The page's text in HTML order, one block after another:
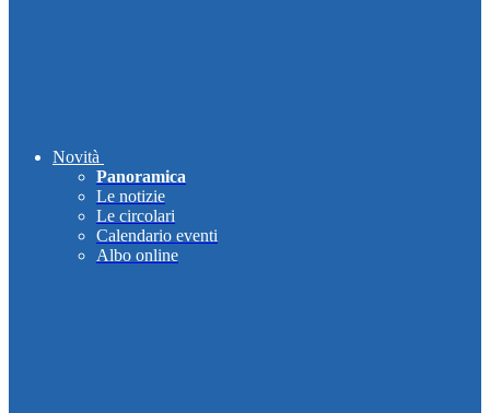
Novità
Panoramica
Le notizie
Le circolari
Calendario eventi
Albo online